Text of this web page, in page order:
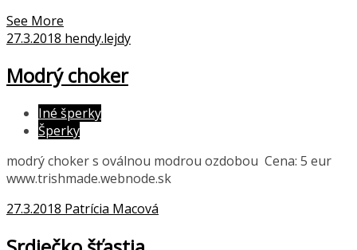
See More
27.3.2018 hendy.lejdy
Modrý choker
Iné šperky
Šperky
modrý choker s oválnou modrou ozdobou Cena: 5 eur
www.trishmade.webnode.sk
27.3.2018 Patrícia Macová